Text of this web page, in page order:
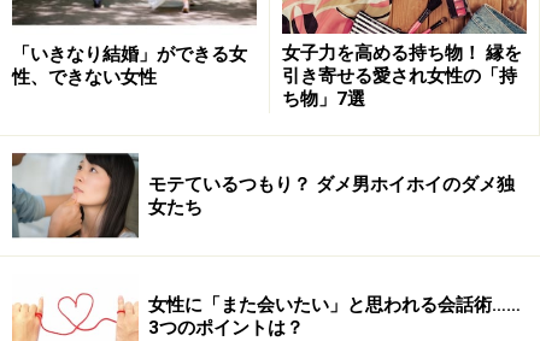
ぁ」。
こんなふうに五感で感じるすべてに素直に反応し、ポジ
ティブな感情が沸き、感想を言えていますか？
それができない女は、
りがとうございます、今日は楽しかったです。誘ってく
れて、うれしかった！」なんて感じもしないから、言葉
が出てこないんです。だ・か・ら、モテないんですね?!
逆に言うと、相手の男性たちだって、五感を駆使して恋
「いきなり結婚」ができる女
性、できない女性
女子力を高める持ち物！ 縁を
引き寄せる愛され女性の「持
ち物」7選
モテているつもり？ ダメ男ホイホイのダメ独
女たち
女性に「また会いたい」と思われる会話術……
3つのポイントは？